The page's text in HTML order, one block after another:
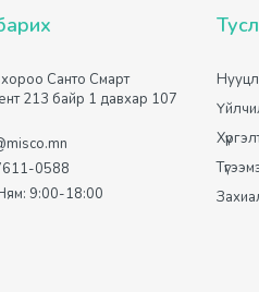
Санто Смарт
213 байр 1 давхар 107
0588
9:00-18:00